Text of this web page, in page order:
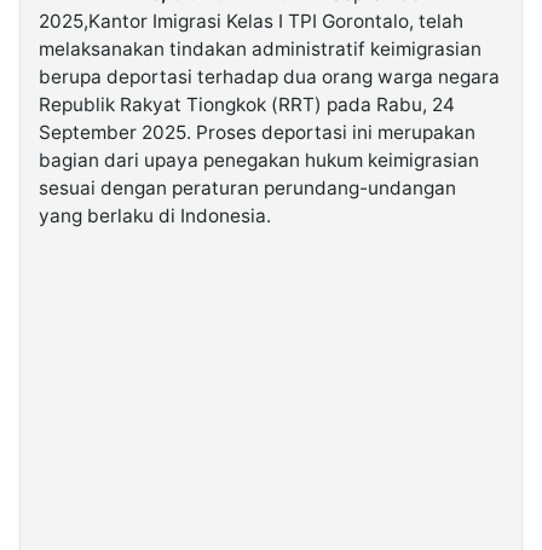
Kabarbaru.co
2026
Kabarbaru
Holding
2025,Kantor Imigrasi Kelas I TPI Gorontalo, telah
melaksanakan tindakan administratif keimigrasian
berupa deportasi terhadap dua orang warga negara
Republik Rakyat Tiongkok (RRT) pada Rabu, 24
September 2025. Proses deportasi ini merupakan
bagian dari upaya penegakan hukum keimigrasian
sesuai dengan peraturan perundang-undangan
yang berlaku di Indonesia.